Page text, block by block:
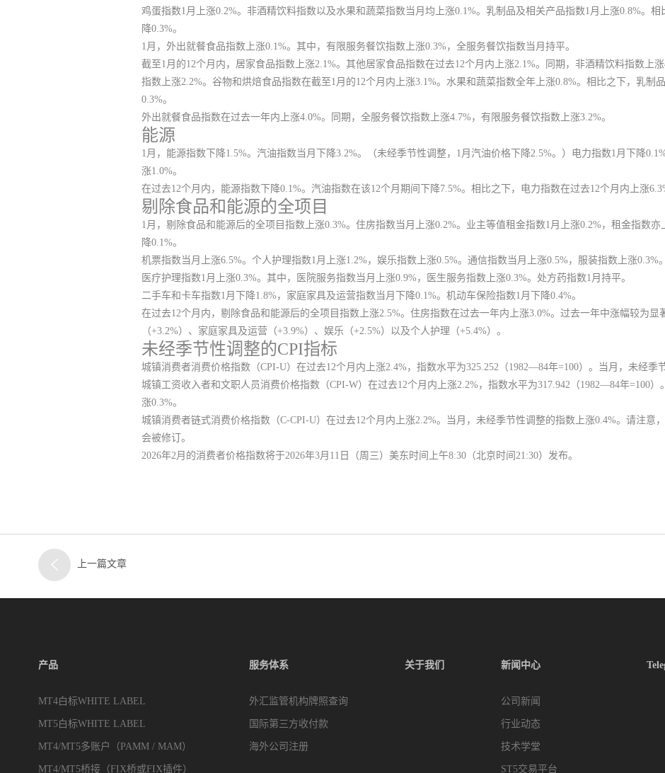
鸡蛋指数1月上涨0.2%。非酒精饮料指数以及水果和蔬菜指数当月均上涨0.1%。乳制品及相关产品指数1月上涨0.8%。
降0.3%。
1月，外出就餐食品指数上涨0.1%。其中，有限服务餐饮指数上涨0.3%，全服务餐饮指数当月持平。
截至1月的12个月内，居家食品指数上涨2.1%。其他居家食品指数在过去12个月内上涨2.1%。同期，非酒精饮料指数上
指数上涨2.2%。谷物和烘焙食品指数在截至1月的12个月内上涨3.1%。水果和蔬菜指数全年上涨0.8%。相比之下，乳制
0.3%。
外出就餐食品指数在过去一年内上涨4.0%。同期，全服务餐饮指数上涨4.7%，有限服务餐饮指数上涨3.2%。
能源
1月，能源指数下降1.5%。汽油指数当月下降3.2%。（未经季节性调整，1月汽油价格下降2.5%。）电力指数1月下降
涨1.0%。
在过去12个月内，能源指数下降0.1%。汽油指数在该12个月期间下降7.5%。相比之下，电力指数在过去12个月内上涨
剔除食品和能源的全项目
1月，剔除食品和能源后的全项目指数上涨0.3%。 住房指数当月上涨0.2%。业主等值租金指数1月上涨0.2%，租金指数亦
降0.1%。
机票指数当月上涨6.5%。个人护理指数1月上涨1.2%，娱乐指数上涨0.5%。通信指数当月上涨0.5%，服装指数上涨0.3%
医疗护理指数1月上涨0.3%。其中，医院服务指数当月上涨0.9%，医生服务指数上涨0.3%。处方药指数1月持平。
二手车和卡车指数1月下降1.8%，家庭家具及运营指数当月下降0.1%。机动车保险指数1月下降0.4%。
在过去12个月内，剔除食品和能源后的全项目指数上涨2.5%。住房指数在过去一年内上涨3.0%。过去一年中涨幅较为显
（+3.2%）、家庭家具及运营（+3.9%）、娱乐（+2.5%）以及个人护理（+5.4%）。
未经季节性调整的CPI指标
城镇消费者消费价格指数（CPI-U）在过去12个月内上涨2.4%，指数水平为325.252（1982—84年=100）。当月，未经季
城镇工资收入者和文职人员消费价格指数（CPI-W）在过去12个月内上涨2.2%，指数水平为317.942（1982—84年=100
涨0.3%。
城镇消费者链式消费价格指数（C-CPI-U）在过去12个月内上涨2.2%。当月，未经季节性调整的指数上涨0.4%。请注意
会被修订。
2026年2月的消费者价格指数将于2026年3月11日（周三）美东时间上午8:30（北京时间21:30）发布。
上一篇文章
产品
MT4白标WHITE LABEL
MT5白标WHITE LABEL
MT4/MT5多账户（PAMM / MAM）
MT4/MT5桥接（FIX桥或FIX插件）
服务体系
外汇监管机构牌照查询
国际第三方收付款
海外公司注册
关于我们 新闻中心
公司新闻
行业动态
技术学堂
ST5交易平台